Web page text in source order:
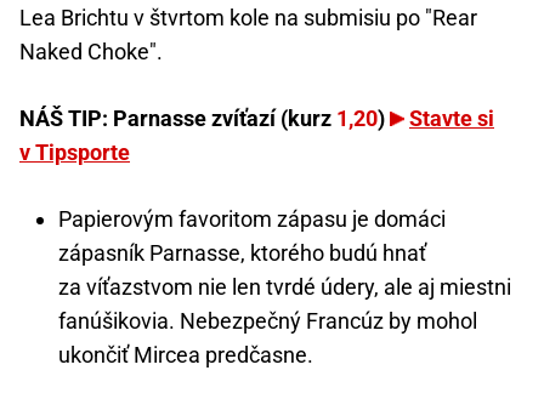
Lea Brichtu v štvrtom kole na submisiu po "Rear
Naked Choke".
NÁŠ TIP: Parnasse zvíťazí (kurz 1,20)
Stavte si
v Tipsporte
Papierovým favoritom zápasu je domáci
zápasník Parnasse, ktorého budú hnať
za víťazstvom nie len tvrdé údery, ale aj miestni
fanúšikovia. Nebezpečný Francúz by mohol
ukončiť Mircea predčasne.